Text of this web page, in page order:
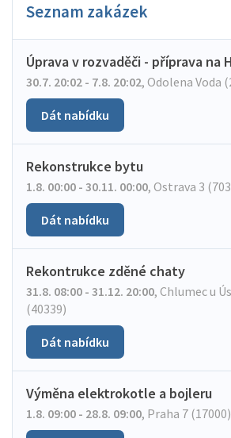
Seznam zakázek
Úprava v rozvaděči - příprava na
30.7. 20:02 - 7.8. 20:02, Odolena Voda
Dát nabídku
Rekonstrukce bytu
1.8. 00:00 - 30.11. 00:00, Ostrava 3
Dát nabídku
Rekontrukce zděné chaty
31.8. 08:00 - 31.12. 20:00, Chlumec u
(40339)
Dát nabídku
Výměna elektrokotle a bojleru
1.8. 09:00 - 28.8. 09:00, Praha 7 (17000)